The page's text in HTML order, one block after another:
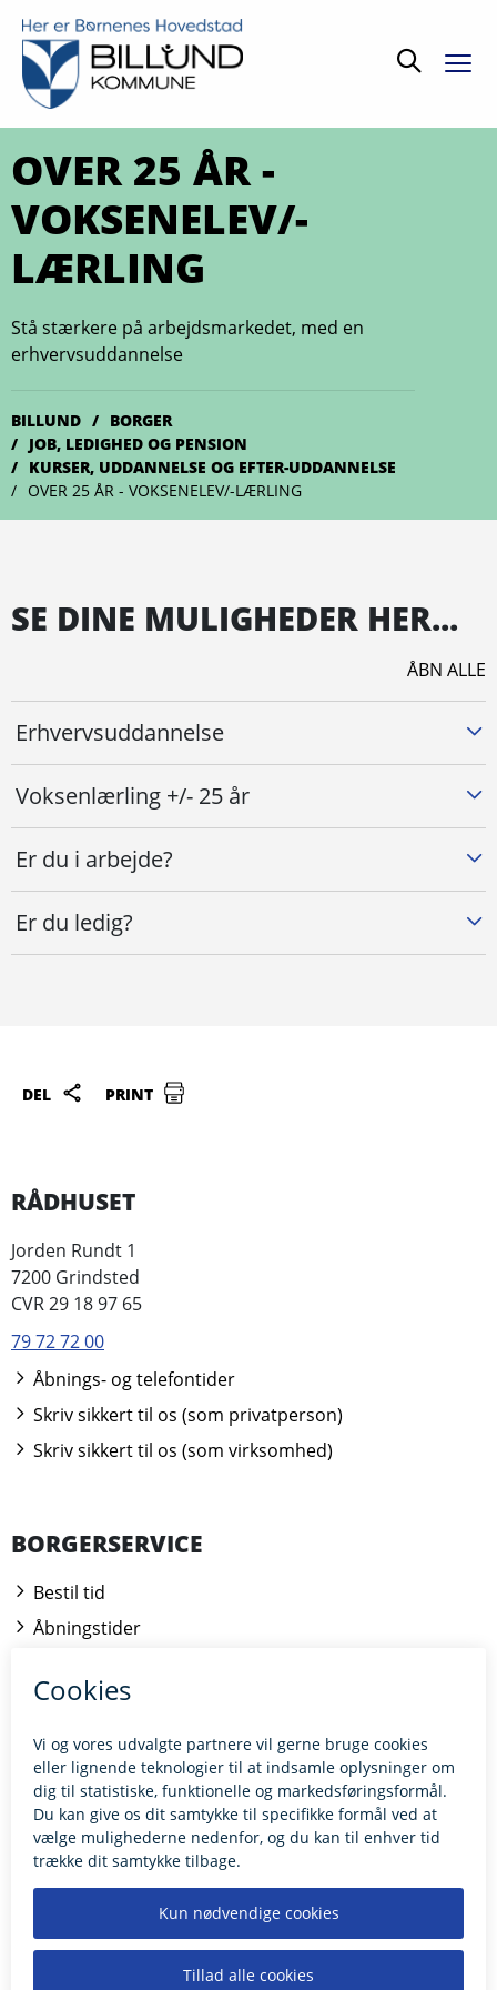
Søg
OVER 25 ÅR -
VOKSENELEV/-
LÆRLING
Stå stærkere på arbejdsmarkedet, med en
erhvervsuddannelse
BILLUND
BORGER
JOB, LEDIGHED OG PENSION
KURSER, UDDANNELSE OG EFTER-UDDANNELSE
OVER 25 ÅR - VOKSENELEV/-LÆRLING
SE DINE MULIGHEDER HER...
ÅBN ALLE
Erhvervsuddannelse
Voksenlærling +/- 25 år
Er du i arbejde?
Er du ledig?
DEL PRINT
RÅDHUSET
Jorden Rundt 1
7200 Grindsted
CVR 29 18 97 65
79 72 72 00
Åbnings- og telefontider
Skriv sikkert til os (som privatperson)
Skriv sikkert til os (som virksomhed)
BORGERSERVICE
Bestil tid
Åbningstider
Kontakt borgerrådgiveren
BILLUND.DK
Tilgængelighedserklæring
Giv feedback til hjemmesiden